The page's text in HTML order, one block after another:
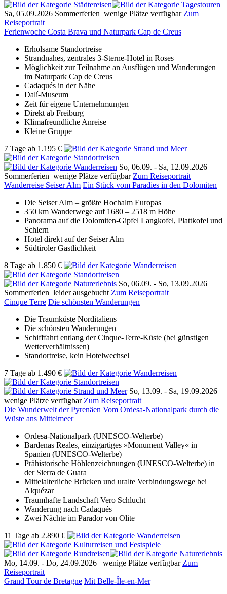
Sa, 05.09.2026 Sommerferien wenige Plätze verfügbar Zum
Reiseportrait
Ferienwoche Costa Brava und Naturpark Cap de Creus
Erholsame Standortreise
Strandnahes, zentrales 3-Sterne-Hotel in Roses
Möglichkeit zur Teilnahme an Ausflügen und Wanderungen
im Naturpark Cap de Creus
Cadaqués in der Nähe
Dalí-Museum
Zeit für eigene Unternehmungen
Direkt ab Freiburg
Klimafreundliche Anreise
Kleine Gruppe
7 Tage ab 1.195 €
So, 06.09. - Sa, 12.09.2026
Sommerferien wenige Plätze verfügbar Zum Reiseportrait
Wanderreise Seiser Alm Ein Stück vom Paradies in den Dolomiten
Die Seiser Alm – größte Hochalm Europas
350 km Wanderwege auf 1680 – 2518 m Höhe
Panorama auf die Dolomiten-Gipfel Langkofel, Plattkofel und
Schlern
Hotel direkt auf der Seiser Alm
Südtiroler Gastlichkeit
8 Tage ab 1.850 €
So, 06.09. - So, 13.09.2026
Sommerferien leider ausgebucht Zum Reiseportrait
Cinque Terre Die schönsten Wanderungen
Die Traumküste Norditaliens
Die schönsten Wanderungen
Schifffahrt entlang der Cinque-Terre-Küste (bei günstigen
Wetterverhältnissen)
Standortreise, kein Hotelwechsel
7 Tage ab 1.490 €
So, 13.09. - Sa, 19.09.2026
wenige Plätze verfügbar Zum Reiseportrait
Die Wunderwelt der Pyrenäen Vom Ordesa-Nationalpark durch die
Wüste ans Mittelmeer
Ordesa-Nationalpark (UNESCO-Welterbe)
Bardenas Reales, einzigartiges »Monument Valley« in
Spanien (UNESCO-Welterbe)
Prähistorische Höhlenzeichnungen (UNESCO-Welterbe) in
der Sierra de Guara
Mittelalterliche Brücken und uralte Verbindungswege bei
Alquézar
Traumhafte Landschaft Vero Schlucht
Wanderung nach Cadaqués
Zwei Nächte im Parador von Olite
11 Tage ab 2.890 €
Mo, 14.09. - Do, 24.09.2026 wenige Plätze verfügbar Zum
Reiseportrait
Grand Tour de Bretagne Mit Belle-Île-en-Mer